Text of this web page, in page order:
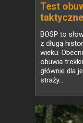
Test
BOSP...
BOSP to
z długą
wieku.
obuwia
głównie dla
straży...